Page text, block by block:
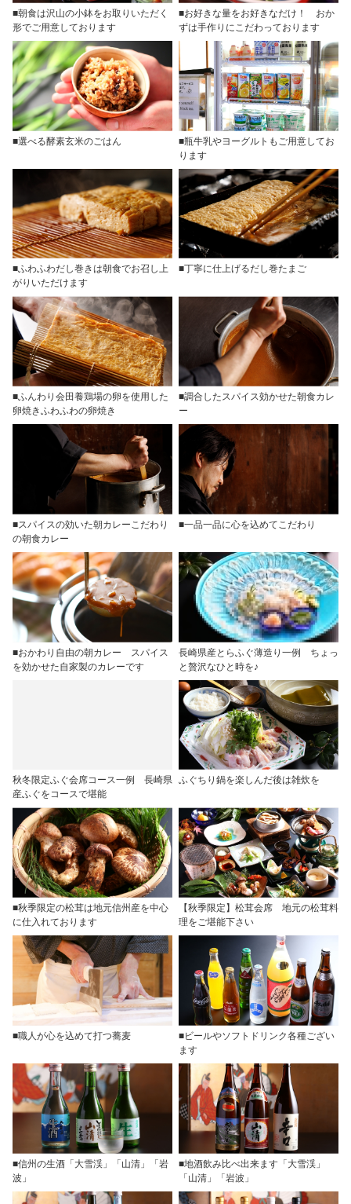
■朝食は沢山の小鉢をお取りいただく
形でご用意しております
■お好きな量をお好きなだけ！ おか
ずは手作りにこだわっております
■選べる酵素玄米のごはん
■瓶牛乳やヨーグルトもご用意してお
ります
■ふわふわだし巻きは朝食でお召し上
がりいただけます
■丁寧に仕上げるだし巻たまご
■ふんわり会田養鶏場の卵を使用した
卵焼きふわふわの卵焼き
■調合したスパイス効かせた朝食カレ
ー
■スパイスの効いた朝カレーこだわり
の朝食カレー
■一品一品に心を込めてこだわり
■おかわり自由の朝カレー スパイス
を効かせた自家製のカレーです
長崎県産とらふぐ薄造り一例 ちょっ
と贅沢なひと時を♪
秋冬限定ふぐ会席コース一例 長崎県
産ふぐをコースで堪能
ふぐちり鍋を楽しんだ後は雑炊を
■秋季限定の松茸は地元信州産を中心
に仕入れております
【秋季限定】松茸会席 地元の松茸料
理をご堪能下さい
■職人が心を込めて打つ蕎麦
■ビールやソフトドリンク各種ござい
ます
■信州の生酒「大雪渓」「山清」「岩
波」
■地酒飲み比べ出来ます「大雪渓」
「山清」「岩波」